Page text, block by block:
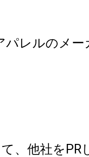
パレルのメ
、他社をPR